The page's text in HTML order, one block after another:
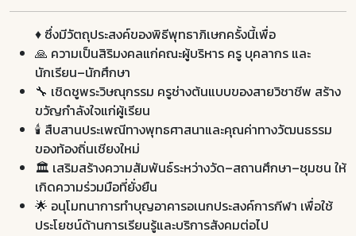
♦️ ซึ่งมีวัตถุประสงค์ของพิธีพุทธาภิเษกครั้งนี้เพื่อ
🙏 ความเป็นสิริมงคลแก่คณะผู้บริหาร ครู บุคลากร และ
นักเรียน–นักศึกษา
🔧 เชิดชูพระวิษณุกรรม ครูช่างต้นแบบของสายวิชาชีพ สร้าง
ขวัญกำลังใจแก่ผู้เรียน
🕯️ สืบสานประเพณีทางพุทธศาสนาและคุณค่าทางวัฒนธรรม
ของท้องถิ่นเชียงใหม่
🏛️ เสริมสร้างความสัมพันธ์ระหว่างวัด–สถานศึกษา–ชุมชน ให้
เกิดความร่วมมือที่ยั่งยืน
🌟 อนุโมทนาการทำบุญอาคารอเนกประสงค์การกีฬา เพื่อใช้
ประโยชน์ด้านการเรียนรู้และบริการสังคมต่อไป